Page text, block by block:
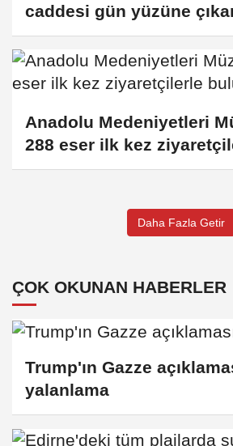
caddesi gün yüzüne
Anadolu Medeniyetleri
288 eser ilk kez
buluşuyor
Daha Fazla Getir
ÇOK OKUNAN HABERLER
Trump'ın Gazze
yalanlama